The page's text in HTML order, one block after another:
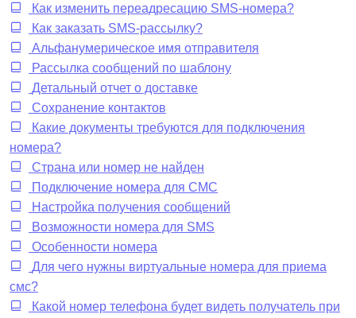
Как изменить переадресацию SMS-номера?
Как заказать SMS-рассылку?
Альфанумерическое имя отправителя
Рассылка сообщений по шаблону
Детальный отчет о доставке
Сохранение контактов
Какие документы требуются для подключения
номера?
Страна или номер не найден
Подключение номера для CMC
Настройка получения сообщений
Возможности номера для SMS
Особенности номера
Для чего нужны виртуальные номера для приема
смс?
Какой номер телефона будет видеть получатель при